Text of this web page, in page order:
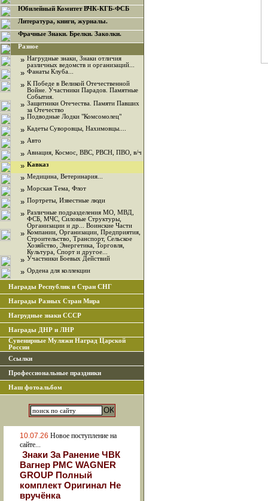
Юбилейный Комитет ВЧК-КГБ-ФСБ
Литература, книги, журналы.
Фрачные Знаки. Брелки. Заколки.
Разное
» Нагрудные знаки, Знаки отличия
различных ведомств и организаций...
» Фанаты Клуба...
» К Победе в Великой Отечественной
Войне. Участники Парадов. Памятные
События.
» Защитники Отечества. Памяти Павших
за Отечество
» Подводные Лодки "Комсомолец"
» Кадеты Суворовцы, Нахимовцы....
» Авто
» Авиация, Космос, ВВС, РВСН, ПВО, в/ч
» Кавказ
» Медицина, Ветеринария...
» Морская Тема, Флот
» Портреты, Известные люди
» Различные подразделения МО, МВД,
ФСБ, МЧС, Силовые Структуры,
Организации и др... Воинские Части
» Компании, Организации, Предприятия,
Строительство, Транспорт, Сельское
Хозяйство, Энергетика, Торговля,
Культура, Спорт и другое...
» Участники Боевых Действий
» Ордена для коллекции
Награды Республик и Стран СНГ
Награды Разных Стран Мира
Нагрудные знаки СССР
Награды ДНР и ЛНР
Сувенирные Муляжи Наград Царской
России
Ссылки
Профессиональные праздники
Наш фотоальбом
10.07.26 Новое поступление на
сайте...
Знаки За Ранение ЧВК
Вагнер РМС WAGNER
GROUP Полный
комплект Оригинал Не
вручёнка